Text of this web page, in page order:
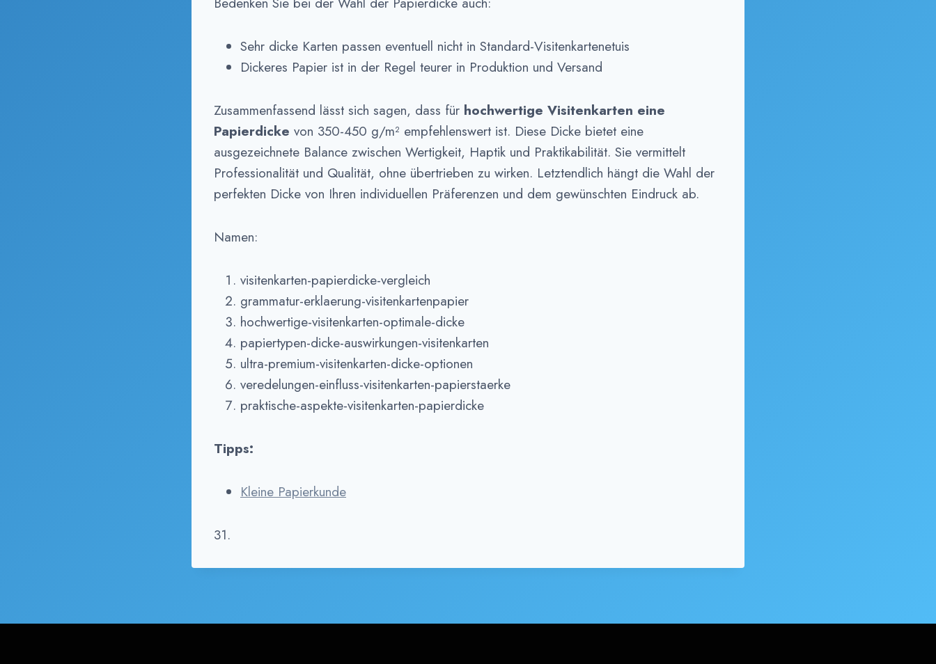
Sehr dicke Karten passen eventuell nicht in Standard-Visitenkartenetuis
Dickeres Papier ist in der Regel teurer in Produktion und Versand
Zusammenfassend lässt sich sagen, dass für hochwertige Visitenkarten eine
Papierdicke von 350-450 g/m² empfehlenswert ist. Diese Dicke bietet eine
ausgezeichnete Balance zwischen Wertigkeit, Haptik und Praktikabilität. Sie vermittelt
Professionalität und Qualität, ohne übertrieben zu wirken. Letztendlich hängt die Wahl der
perfekten Dicke von Ihren individuellen Präferenzen und dem gewünschten Eindruck ab.
Namen:
visitenkarten-papierdicke-vergleich
grammatur-erklaerung-visitenkartenpapier
hochwertige-visitenkarten-optimale-dicke
papiertypen-dicke-auswirkungen-visitenkarten
ultra-premium-visitenkarten-dicke-optionen
veredelungen-einfluss-visitenkarten-papierstaerke
praktische-aspekte-visitenkarten-papierdicke
Tipps:
Kleine Papierkunde
31.